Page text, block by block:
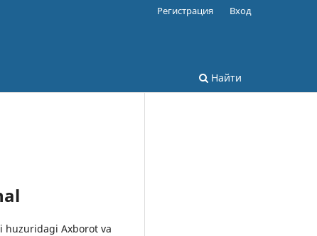
Найти
Регистрация Вход
huzuridagi Axborot va